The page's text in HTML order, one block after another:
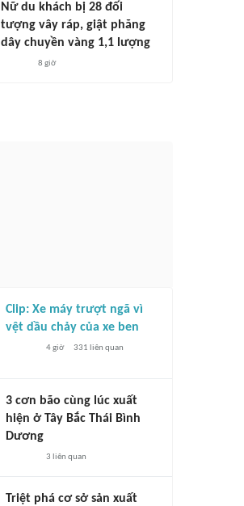
Nữ du khách bị 28 đối
tượng vây ráp, giật phăng
dây chuyền vàng 1,1 lượng
8 giờ
Clip: Xe máy trượt ngã vì
vệt dầu chảy của xe ben
4 giờ 331 liên quan
3 cơn bão cùng lúc xuất
hiện ở Tây Bắc Thái Bình
Dương
3 liên quan
Triệt phá cơ sở sản xuất